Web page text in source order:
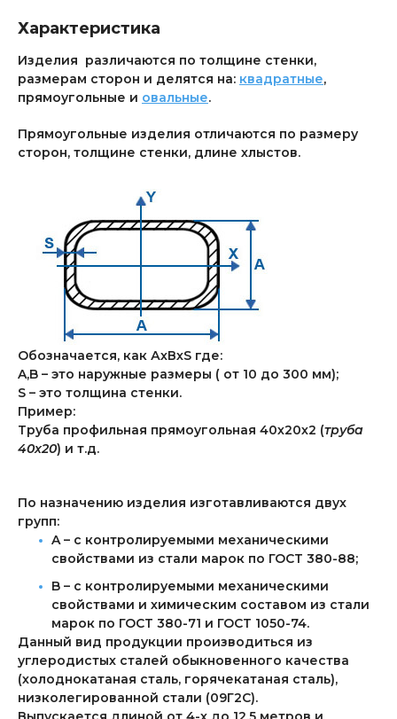
Характеристика
Изделия различаются по толщине стенки,
размерам сторон и делятся на: квадратные,
прямоугольные и овальные.
Прямоугольные изделия отличаются по размеру
сторон, толщине стенки, длине хлыстов.
Обозначается, как АхВхS где:
A,B – это наружные размеры ( от 10 до 300 мм);
S – это толщина стенки.
Пример:
Труба профильная прямоугольная 40х20х2 (труба
40х20) и т.д.
По назначению изделия изготавливаются двух
групп:
A – с контролируемыми механическими
свойствами из стали марок по ГОСТ 380-88;
B – с контролируемыми механическими
свойствами и химическим составом из стали
марок по ГОСТ 380-71 и ГОСТ 1050-74.
Данный вид продукции производиться из
углеродистых сталей обыкновенного качества
(холоднокатаная сталь, горячекатаная сталь),
низколегированной стали (09Г2С).